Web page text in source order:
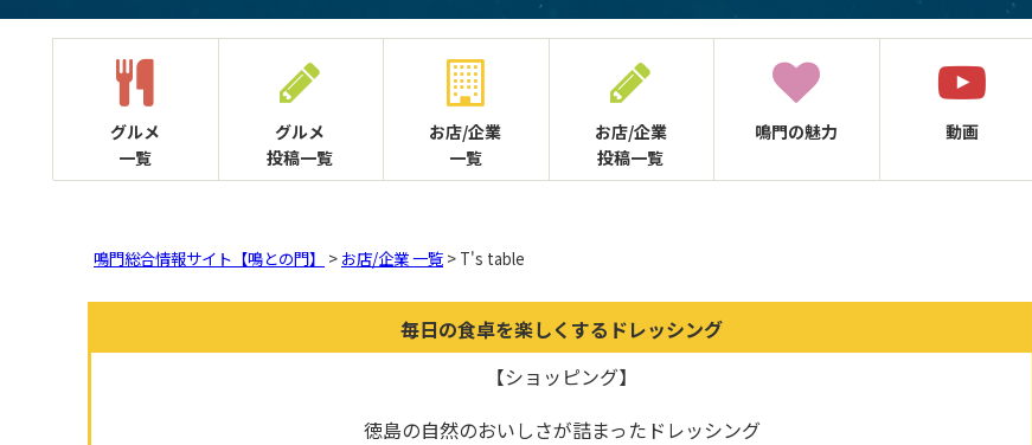
グルメ
一覧
グルメ
投稿一覧
お店/企業
一覧
お店/企業
投稿一覧
鳴門の魅力 動画
鳴門総合情報サイト【鳴との門】 > お店/企業 一覧 > T's table
毎日の食卓を楽しくするドレッシング
【ショッピング】
徳島の自然のおいしさが詰まったドレッシング